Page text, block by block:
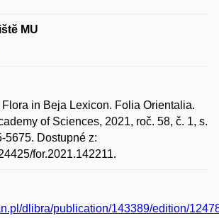
MU
in Beja Lexicon. Folia Orientalia.
of Sciences, 2021, roč. 58, č. 1, s.
5675. Dostupné z:
for.2021.142211.
dlibra/publication/143389/edition/